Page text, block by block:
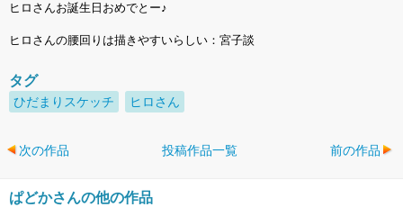
ヒロさんお誕生日おめでとー♪
ヒロさんの腰回りは描きやすいらしい：宮子談
タグ
ひだまりスケッチ ヒロさん
次の作品 投稿作品一覧 前の作品
ぱどかさんの他の作品